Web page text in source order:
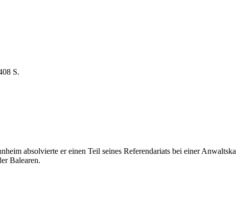
S.
absolvierte er einen Teil seines Referendariats bei einer
Balearen.